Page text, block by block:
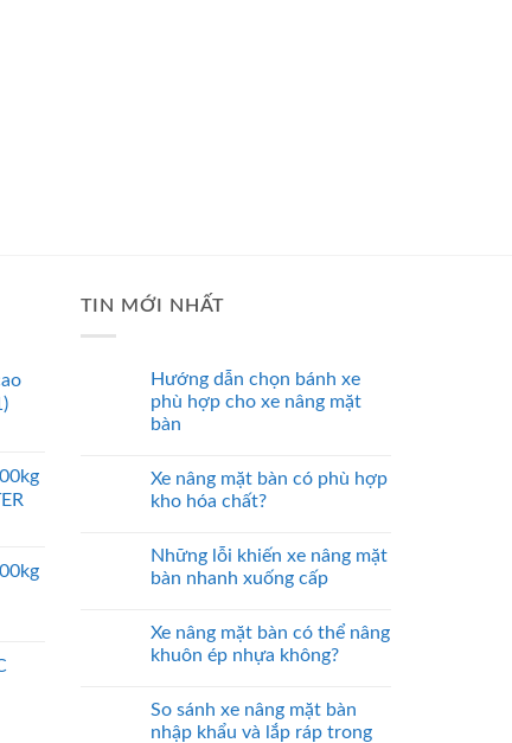
TIN MỚI NHẤT
Hướng dẫn chọn bánh xe
phù hợp cho xe nâng mặt
bàn
Xe nâng mặt bàn có phù hợp
kho hóa chất?
Những lỗi khiến xe nâng mặt
bàn nhanh xuống cấp
Xe nâng mặt bàn có thể nâng
khuôn ép nhựa không?
So sánh xe nâng mặt bàn
nhập khẩu và lắp ráp trong